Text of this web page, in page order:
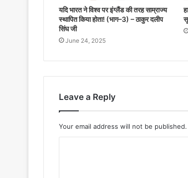
यदि भारत ने विश्व पर इंग्लैंड की तरह साम्राज्य
स्थापित किया होता! (भाग–3) – ठाकुर दलीप
सिंघ जी
June 24, 2025
Leave a Reply
Your email address will not be published.